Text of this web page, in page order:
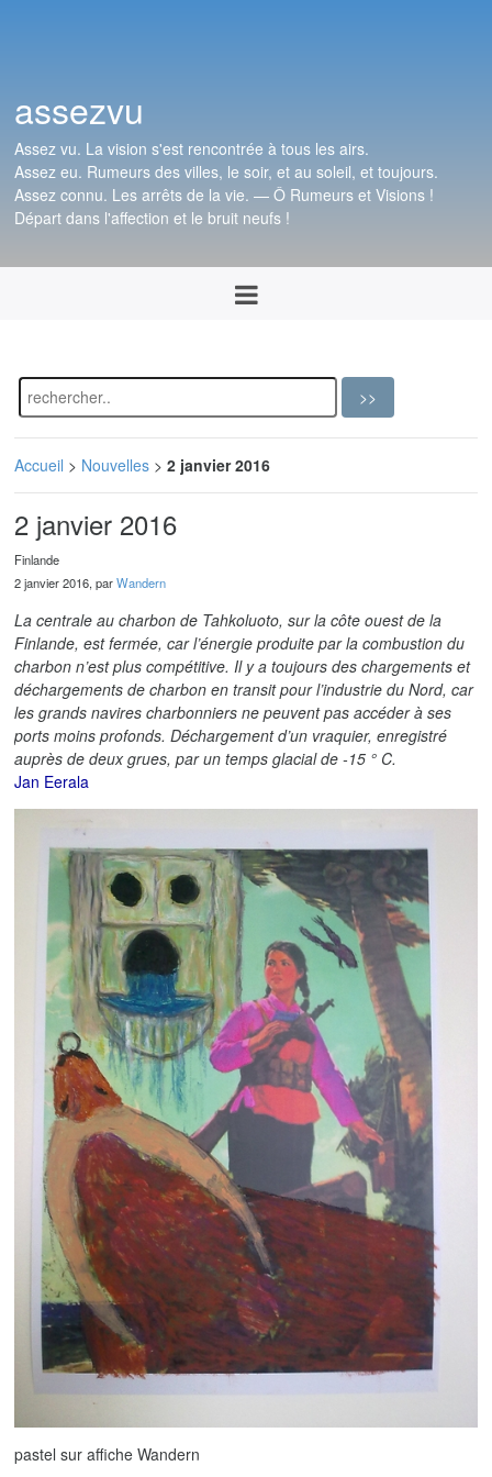
assezvu
Assez vu. La vision s'est rencontrée à tous les airs.
Assez eu. Rumeurs des villes, le soir, et au soleil, et toujours.
Assez connu. Les arrêts de la vie. — Ô Rumeurs et Visions !
Départ dans l'affection et le bruit neufs !
Accueil > Nouvelles >2 janvier 2016
2 janvier 2016
Finlande
2 janvier 2016, parWandern
La centrale au charbon de Tahkoluoto, sur la côte ouest de la
Finlande, est fermée, car l’énergie produite par la combustion du
charbon n’est plus compétitive. Il y a toujours des chargements et
déchargements de charbon en transit pour l’industrie du Nord, car
les grands navires charbonniers ne peuvent pas accéder à ses
ports moins profonds. Déchargement d’un vraquier, enregistré
auprès de deux grues, par un temps glacial de -15 ° C.
Jan Eerala
pastel sur affiche Wandern